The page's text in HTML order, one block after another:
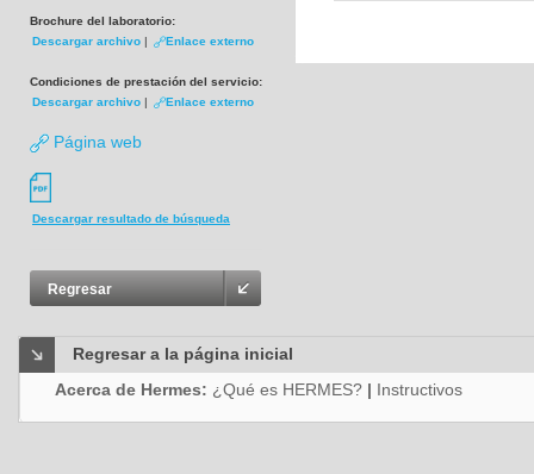
Brochure del laboratorio:
Descargar archivo | Enlace externo
Condiciones de prestación del servicio:
Descargar archivo | Enlace externo
Página web
Descargar resultado de búsqueda
Regresar
Regresar a la página inicial
Acerca de Hermes: ¿Qué es HERMES? | Instructivos